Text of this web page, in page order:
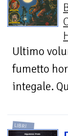
Ultimo
fumetto
integale.
LIBRI